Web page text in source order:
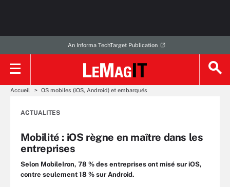
An Informa TechTarget Publication
Accueil OS mobiles (iOS, Android) et embarqués
ACTUALITES
Mobilité : iOS règne en maître dans les
entreprises
Selon MobileIron, 78 % des entreprises ont misé sur iOS,
contre seulement 18 % sur Android.